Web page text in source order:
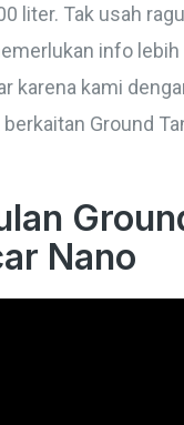
liter. Tak usah
info
karena kami
Ground
Nano